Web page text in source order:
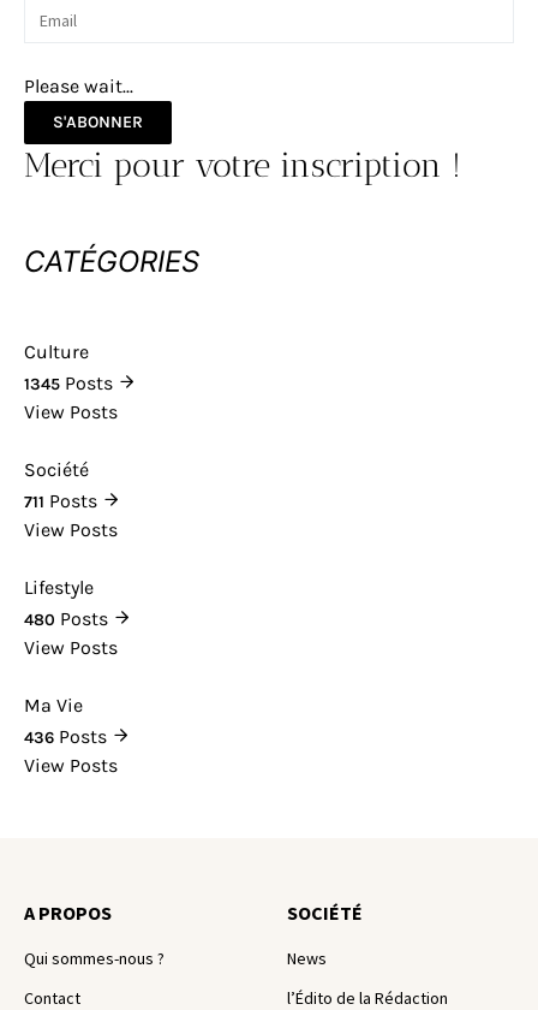
Please wait...
S'ABONNER
Merci pour votre inscription !
CATÉGORIES
Culture
1345 Posts
View Posts
Société
711 Posts
View Posts
Lifestyle
480 Posts
View Posts
Ma Vie
436 Posts
View Posts
A PROPOS
Qui sommes-nous ?
Contact
SOCIÉTÉ
News
l’Édito de la Rédaction